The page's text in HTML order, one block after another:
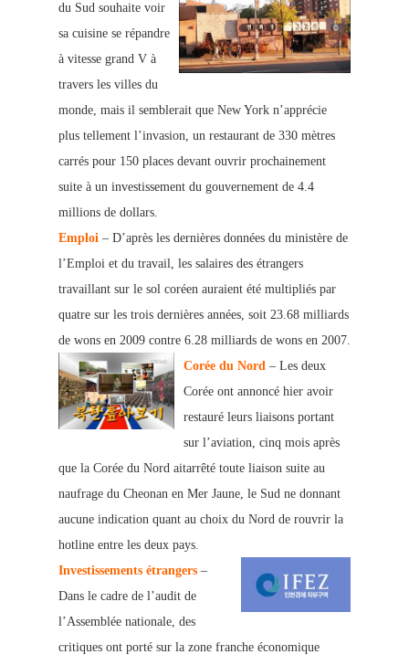
du Sud souhaite voir
sa cuisine se répandre
à vitesse grand V à
travers les villes du
monde, mais il semblerait que New York n’apprécie
plus tellement l’invasion, un restaurant de 330 mètres
carrés pour 150 places devant ouvrir prochainement
suite à un investissement du gouvernement de 4.4
millions de dollars.
Emploi – D’après les dernières données du ministère de
l’Emploi et du travail, les salaires des étrangers
travaillant sur le sol coréen auraient été multipliés par
quatre sur les trois dernières années, soit 23.68 milliards
de wons en 2009 contre 6.28 milliards de wons en 2007.
Corée du Nord – Les deux
Corée ont annoncé hier avoir
restauré leurs liaisons portant
sur l’aviation, cinq mois après
que la Corée du Nord aitarrêté toute liaison suite au
naufrage du Cheonan en Mer Jaune, le Sud ne donnant
aucune indication quant au choix du Nord de rouvrir la
hotline entre les deux pays.
Investissements étrangers –
Dans le cadre de l’audit de
l’Assemblée nationale, des
critiques ont porté sur la zone franche économique